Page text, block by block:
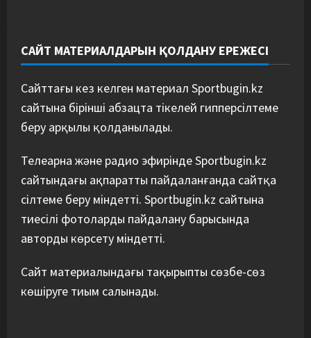
САЙТ МАТЕРИАЛДАРЫН ҚОЛДАНУ ЕРЕЖЕСІ
Сайттағы кез келген материал Sportbugin.kz
сайтына бірінші абзацта тікелей гипперсілтеме
беру арқылы қолданылады.
Телеарна және радио эфирінде Sportbugin.kz
сайтындағы ақпаратты пайдаланғанда сайтқа
сілтеме беру міндетті. Sportbugin.kz сайтына
тиесілі фотоларды пайдалану барысында
авторды көрсету міндетті.
Сайт материалындағы тақырыпты сөзбе-сөз
көшіруге тиым салынады.